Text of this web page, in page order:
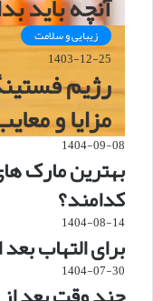
زیبایی و سلامت
1403-12-25
رژیم
مزایا و
1404-09-08
بهترین مارک
کدامند؟
1404-08-14
برای التهاب
1404-07-30